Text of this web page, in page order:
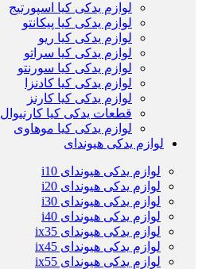
لوازم یدکی کیا اسپورتیج
لوازم یدکی کیا پیکانتو
لوازم یدکی کیا ریو
لوازم یدکی کیا سراتو
لوازم یدکی کیا سورنتو
لوازم یدکی کیا کادنزا
لوازم یدکی کیا کارنز
قطعات یدکی کیا کارنیوال
لوازم یدکی کیا موهاوی
لوازم یدکی هیوندای
لوازم یدکی هیوندای i10
لوازم یدکی هیوندای i20
لوازم یدکی هیوندای i30
لوازم یدکی هیوندای i40
لوازم یدکی هیوندای ix35
لوازم یدکی هیوندای ix45
لوازم یدکی هیوندای ix55